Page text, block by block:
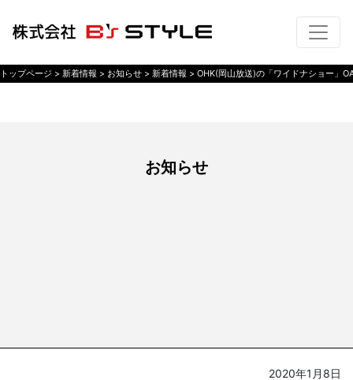
トップページ > 新着情報 > お知らせ > 新着情報 > OHK(岡山放送)の「ワイドナショー」
お知らせ
2020年1月8日